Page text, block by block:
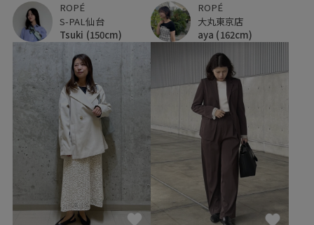
ROPÉ
S-PAL仙台
Tsuki (150cm)
ROPÉ
大丸東京店
aya (162cm)